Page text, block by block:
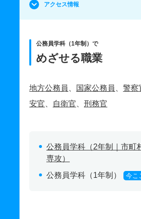
アクセス情報
公務員学科（1年制）で
めざせる職業
地方公務員 国家公務員 警察
安官
自衛官 刑務官
公務員学科（2年制｜市町
専攻）
公務員学科（1年制）
今こ